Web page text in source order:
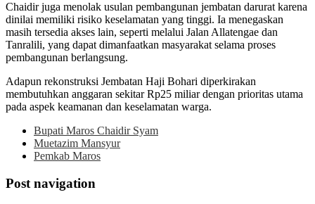
Chaidir juga menolak usulan pembangunan jembatan darurat karena
dinilai memiliki risiko keselamatan yang tinggi. Ia menegaskan
masih tersedia akses lain, seperti melalui Jalan Allatengae dan
Tanralili, yang dapat dimanfaatkan masyarakat selama proses
pembangunan berlangsung.
Adapun rekonstruksi Jembatan Haji Bohari diperkirakan
membutuhkan anggaran sekitar Rp25 miliar dengan prioritas utama
pada aspek keamanan dan keselamatan warga.
Bupati Maros Chaidir Syam
Muetazim Mansyur
Pemkab Maros
Post navigation